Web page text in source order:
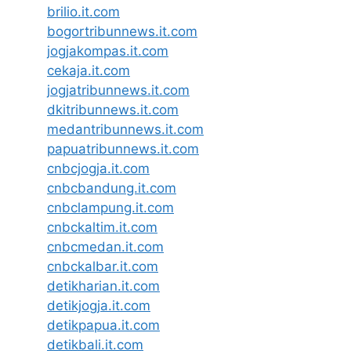
brilio.it.com
bogortribunnews.it.com
jogjakompas.it.com
cekaja.it.com
jogjatribunnews.it.com
dkitribunnews.it.com
medantribunnews.it.com
papuatribunnews.it.com
cnbcjogja.it.com
cnbcbandung.it.com
cnbclampung.it.com
cnbckaltim.it.com
cnbcmedan.it.com
cnbckalbar.it.com
detikharian.it.com
detikjogja.it.com
detikpapua.it.com
detikbali.it.com